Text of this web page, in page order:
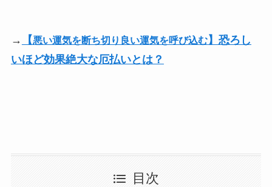
→ 【悪い運気を断ち切り良い運気を呼び込む】恐ろし
いほど効果絶大な厄払いとは？
目次